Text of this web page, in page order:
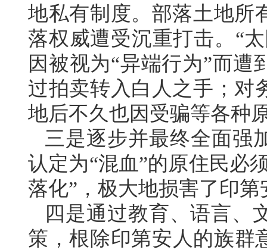
地私有制度。部落土地所
落权威遭受沉重打击。“
因被视为“异端行为”而
过拍卖转入白人之手；对
地后不久也因受骗等各种
三是逐步并最终全面强
认定为“混血”的原住民必
落化”，极大地损害了印
四是通过教育、语言、
策，根除印第安人的族群